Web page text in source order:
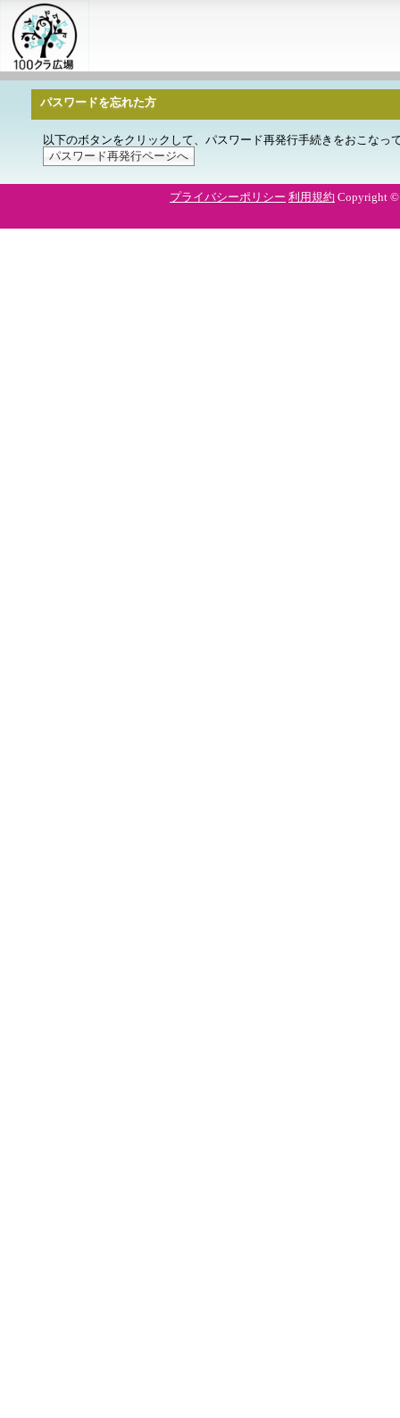
パスワードを忘れた方
以下のボタンをクリックして、パスワード再発行手続きをおこなっ
プライバシーポリシー 利用規約 Copyright ©